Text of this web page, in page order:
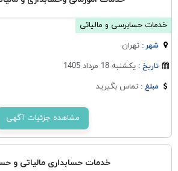
خدمات حسابرسی و مالیاتی
شهر :تهران
تاریخ :یکشنبه 18 مرداد 1405
مبلغ :تماس بگیرید
مشاهده جزئیات آگهی
خدمات حسابداری مالیاتی و